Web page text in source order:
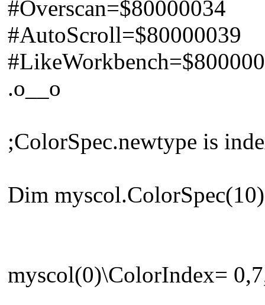
#Overscan=$80000034
#AutoScroll=$80000039
.o__o
;ColorSpec.newtype is
Dim
myscol(0)\ColorIndex=